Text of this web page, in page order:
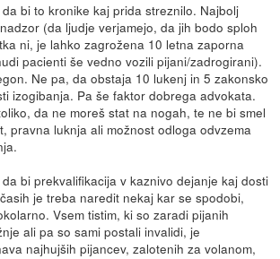
da bi to kronike kaj prida streznilo. Najbolj
(da ljudje verjamejo, da jih bodo sploh
ni, je lahko zagrožena 10 letna zaporna
pacienti še vedno vozili pijani/zadrogirani).
Ne pa, da obstaja 10 lukenj in 5 zakonsko
izogibanja. Pa še faktor dobrega advokata.
da ne moreš stat na nogah, te ne bi smel
pravna luknja ali možnost odloga odvzema
bi prekvalifikacija v kaznivo dejanje kaj dosti
je treba naredit nekaj kar se spodobi,
Vsem tistim, ki so zaradi pijanih
ali pa so sami postali invalidi, je
najhujših pijancev, zalotenih za volanom,